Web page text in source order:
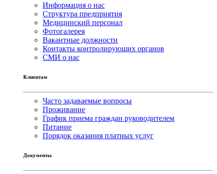
Информация о нас
Структура предприятия
Медицинский персонал
Фотогалерея
Вакантные должности
Контакты контролирующих органов
СМИ о нас
Клиентам
Часто задаваемые вопросы
Проживание
График приема граждан руководителем
Питание
Порядок оказания платных услуг
Документы